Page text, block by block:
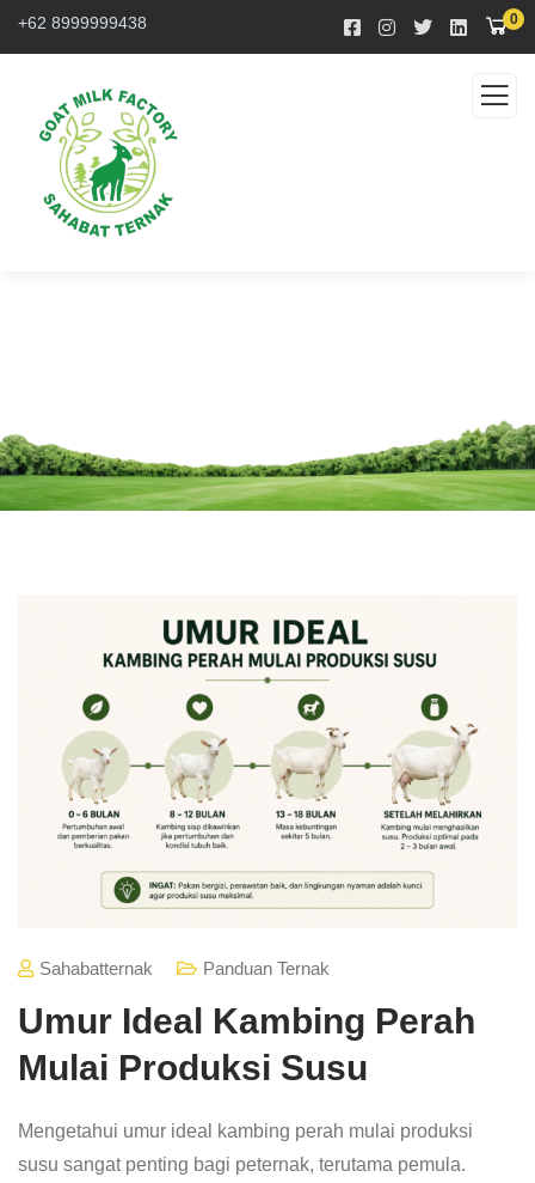
+62 8999999438 0
Sahabatternak Panduan Ternak
Umur Ideal Kambing Perah
Mulai Produksi Susu
Mengetahui umur ideal kambing perah mulai produksi
susu sangat penting bagi peternak, terutama pemula.